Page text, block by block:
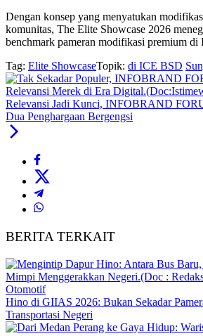
Dengan konsep yang menyatukan
komunitas, The Elite Showcase 2026
benchmark pameran modifikasi premium di
Tag: Elite ShowcaseTopik: di ICE BSD
Relevansi Jadi Kunci, INFOBRAND
Dua Penghargaan Bergengsi
BERITA TERKAIT
Otomotif
Hino di GIIAS 2026: Bukan Sekadar
Transportasi Negeri